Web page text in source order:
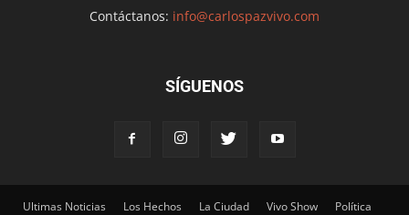
Contáctanos: info@carlospazvivo.com
SÍGUENOS
Ultimas Noticias Los Hechos La Ciudad Vivo Show Política